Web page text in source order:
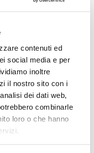
contenuti ed
social media e per
inoltre
il nostro sito con i
dei dati web,
combinarle
loro o che hanno
nero 6mm
€
IN Spedizione
gratuita!